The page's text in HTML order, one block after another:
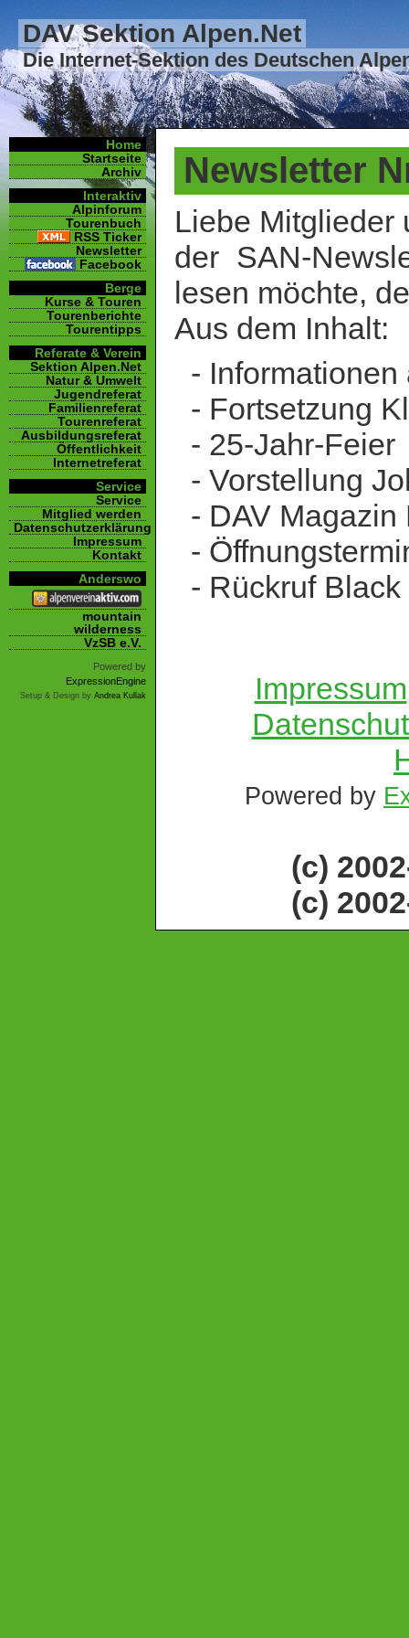
DAV Sektion Alpen.Net
Die Internet-Sektion des Deutschen
Newsletter
Liebe Mitglieder
der SAN-
lesen möchte,
Aus dem Inhalt:
-
- Fortsetzung
- 25-Jahr-Feier
- Vorstellung
- DAV Magazin
-
- Rückruf
Impressum
Powered by
(c)
(c)
Home
Startseite
Archiv
Interaktiv
Alpinforum
Tourenbuch
RSS Ticker
Newsletter
Facebook
Berge
Kurse & Touren
Tourenberichte
Tourentipps
Referate & Verein
Sektion Alpen.Net
Natur & Umwelt
Jugendreferat
Familienreferat
Tourenreferat
Ausbildungsreferat
Öffentlichkeit
Internetreferat
Service
Service
Mitglied werden
Datenschutzerklärung
Impressum
Kontakt
Anderswo
mountain
wilderness
VzSB e.V.
Powered by
ExpressionEngine
Setup & Design by Andrea Kullak